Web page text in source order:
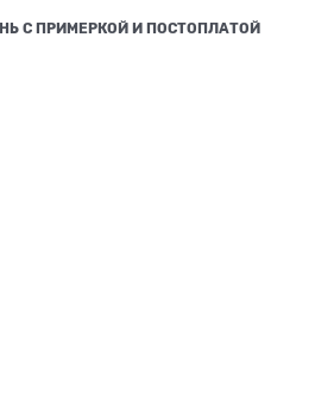
С ПРИМЕРКОЙ И ПОСТОПЛАТОЙ